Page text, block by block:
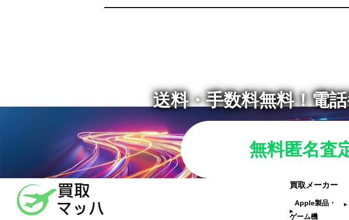
送料・手数料無料！電
無料匿名査
買取メーカー
Apple製品・
ゲーム機